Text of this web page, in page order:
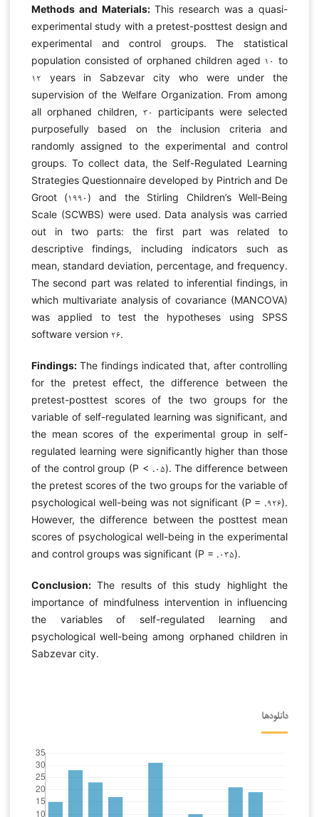
Methods and Materials: This research was a quasi-
experimental study with a pretest-posttest design and
experimental and control groups. The statistical
population consisted of orphaned children aged ۱۰ to
۱۲ years in Sabzevar city who were under the
supervision of the Welfare Organization. From among
all orphaned children, ۳۰ participants were selected
purposefully based on the inclusion criteria and
randomly assigned to the experimental and control
groups. To collect data, the Self-Regulated Learning
Strategies Questionnaire developed by Pintrich and De
Groot (۱۹۹۰) and the Stirling Children’s Well-Being
Scale (SCWBS) were used. Data analysis was carried
out in two parts: the first part was related to
descriptive findings, including indicators such as
mean, standard deviation, percentage, and frequency.
The second part was related to inferential findings, in
which multivariate analysis of covariance (MANCOVA)
was applied to test the hypotheses using SPSS
software version ۲۶.
Findings: The findings indicated that, after controlling
for the pretest effect, the difference between the
pretest-posttest scores of the two groups for the
variable of self-regulated learning was significant, and
the mean scores of the experimental group in self-
regulated learning were significantly higher than those
of the control group (P < .۰۵). The difference between
the pretest scores of the two groups for the variable of
psychological well-being was not significant (P = .۹۲۶).
However, the difference between the posttest mean
scores of psychological well-being in the experimental
and control groups was significant (P = .۰۳۵).
Conclusion:The results of this study highlight the
importance of mindfulness intervention in influencing
the variables of self-regulated learning and
psychological well-being among orphaned children in
Sabzevar city.
دانلودها